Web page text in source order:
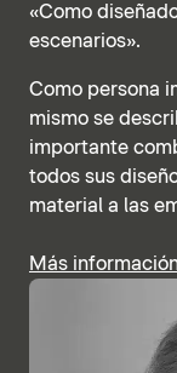
«Como
escenarios».
Como persona
mismo se
importante
todos sus
material a las
Más